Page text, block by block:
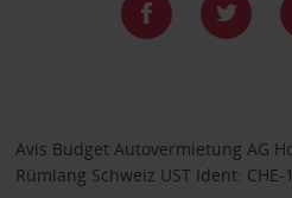
Avis Budget Autovermietung AG
Rümlang Schweiz UST Ident: CHE-